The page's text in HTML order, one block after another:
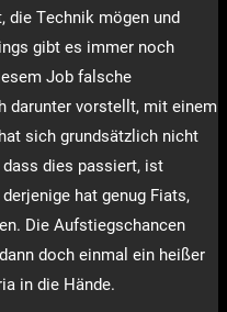
die Technik mögen und
gibt es immer noch
Job falsche
darunter vorstellt, mit einem
sich grundsätzlich nicht
dies passiert, ist
hat genug Fiats,
Die Aufstiegschancen
doch einmal ein heißer
in die Hände.